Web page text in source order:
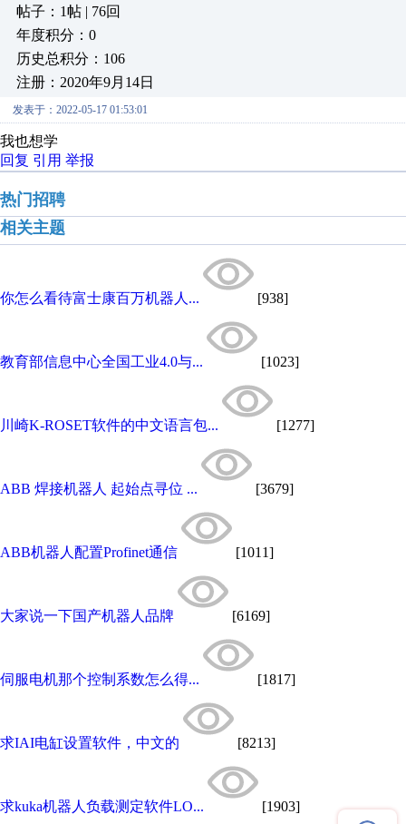
帖子：1帖 | 76回
年度积分：0
历史总积分：106
注册：2020年9月14日
发表于：2022-05-17 01:53:01
我也想学
回复 引用 举报
热门招聘
相关主题
你怎么看待富士康百万机器人... [938]
教育部信息中心全国工业4.0与... [1023]
川崎K-ROSET软件的中文语言包... [1277]
ABB 焊接机器人 起始点寻位 ... [3679]
ABB机器人配置Profinet通信 [1011]
大家说一下国产机器人品牌 [6169]
伺服电机那个控制系数怎么得... [1817]
求IAI电缸设置软件，中文的 [8213]
求kuka机器人负载测定软件LO... [1903]